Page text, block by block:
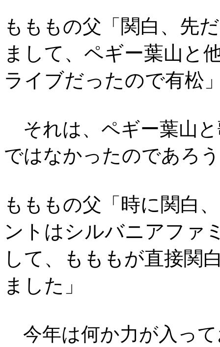
もももの父「 関白、先
まして、ペギー葉山と
ライブだったので有松
それは、ペギー葉山
ではなかったのであろ
もももの父「 時に関白
ントはシルバニアファ
して、もももが直接関
ました 」
今年は何か力が入っ